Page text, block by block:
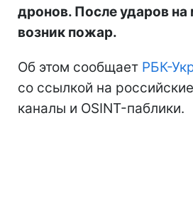
дронов. После ударов
возник пожар.
Об этом сообщает РБК-
со ссылкой на
каналы и OSINT-паблики.